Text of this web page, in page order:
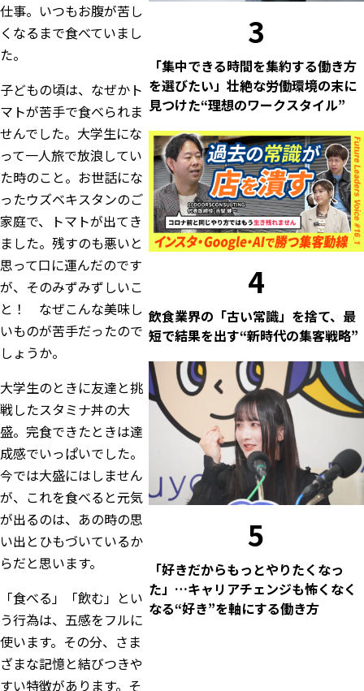
仕事。いつもお腹が苦し
くなるまで食べていまし
た。
子どもの頃は、なぜかト
マトが苦手で食べられま
せんでした。大学生にな
って一人旅で放浪してい
た時のこと。お世話にな
ったウズベキスタンのご
家庭で、トマトが出てき
ました。残すのも悪いと
思って口に運んだのです
が、そのみずみずしいこ
と！ なぜこんな美味し
いものが苦手だったので
しょうか。
大学生のときに友達と挑
戦したスタミナ丼の大
盛。完食できたときは達
成感でいっぱいでした。
今では大盛にはしません
が、これを食べると元気
が出るのは、あの時の思
い出とひもづいているか
らだと思います。
「食べる」「飲む」とい
う行為は、五感をフルに
使います。その分、さま
ざまな記憶と結びつきや
すい特徴があります。そ
3
「集中できる時間を集約する働き方
を選びたい」壮絶な労働環境の末に
見つけた“理想のワークスタイル”
4
飲食業界の「古い常識」を捨て、最
短で結果を出す“新時代の集客戦略”
5
「好きだからもっとやりたくなっ
た」…キャリアチェンジも怖くなく
なる“好き”を軸にする働き方